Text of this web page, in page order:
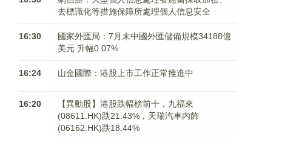
去標識化等措施保障所處理個人信息安全
16:30
國家外匯局：7月末中國外匯儲備規模34188億
美元 升幅0.07%
16:24 山金國際：港股上市工作正常推進中
16:20
【異動股】港股跌幅榜前十，九福來
(08611.HK)跌21.43%，天瑞汽車内飾
(06162.HK)跌18.44%